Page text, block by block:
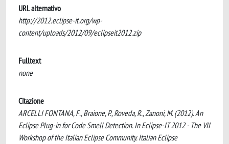
URL alternativo
http://2012.eclipse-it.org/wp-
content/uploads/2012/09/eclipseit2012.zip
Fulltext
none
Citazione
ARCELLI FONTANA, F., Braione, P., Roveda, R., Zanoni, M. (2012). An
Eclipse Plug-in for Code Smell Detection. In Eclipse-IT 2012 - The VII
Workshop of the Italian Eclipse Community. Italian Eclipse